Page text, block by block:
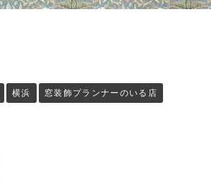
横浜 窓装飾プランナーのいる店